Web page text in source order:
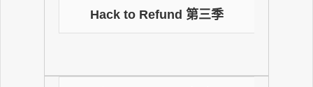
Hack to Refund 第三季